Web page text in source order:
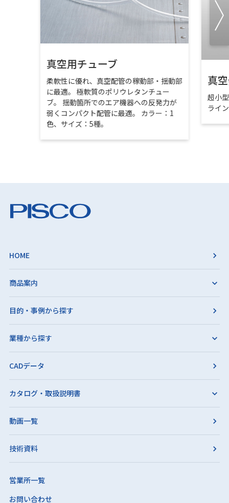
真空用チューブ
柔軟性に優れ、真空配管の稼動部・揺動部
に最適。 極軟質のポリウレタンチュー
ブ。 揺動箇所でのエア機器への反発力が
弱くコンパクト配管に最適。 カラー：1
色、サイズ：5種。
真
超小
ライ
HOME
商品案内
目的・事例から探す
業種から探す
CADデータ
カタログ・取扱説明書
動画一覧
技術資料
営業所一覧
お問い合わせ